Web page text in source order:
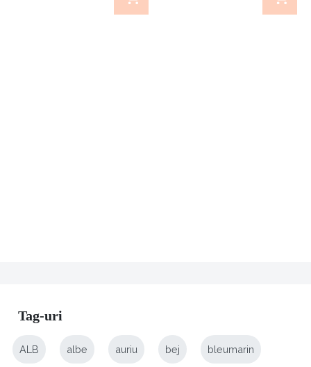
Tag-uri
ALB albe auriu bej bleumarin